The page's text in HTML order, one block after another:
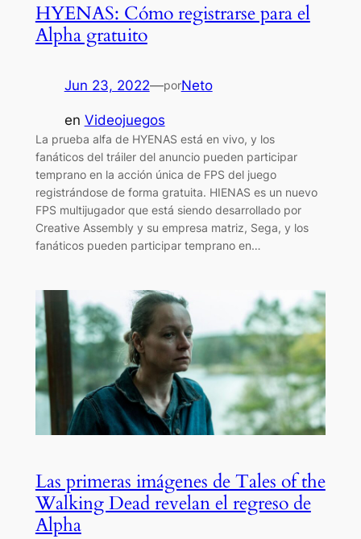
HYENAS: Cómo registrarse para el
Alpha gratuito
Jun 23, 2022—porNeto
en Videojuegos
La prueba alfa de HYENAS está en vivo, y los
fanáticos del tráiler del anuncio pueden participar
temprano en la acción única de FPS del juego
registrándose de forma gratuita. HIENAS es un nuevo
FPS multijugador que está siendo desarrollado por
Creative Assembly y su empresa matriz, Sega, y los
fanáticos pueden participar temprano en…
Las primeras imágenes de Tales of the
Walking Dead revelan el regreso de
Alpha